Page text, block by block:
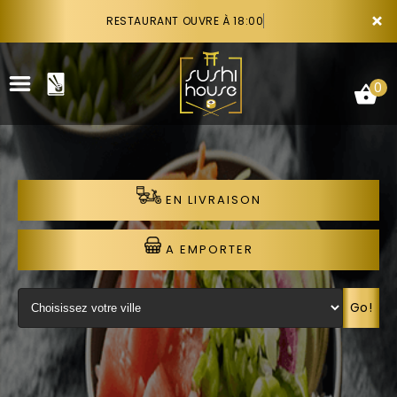
×
RESTAURANT OUVRE À 18:00
VOTRE COMPTE
NOTRE RESTAURANT
VOS AVIS
0
EN LIVRAISON
A EMPORTER
Go!